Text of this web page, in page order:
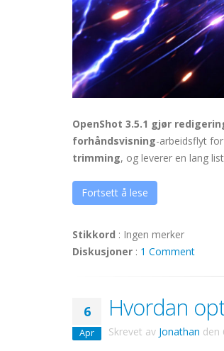
OpenShot 3.5.1 gjør
forhåndsvisning-arbeidsflyt
trimming, og leverer en lang
Fortsett å lese
Stikkord : Ingen merker
Diskusjoner : 1 Comment
6
Apr
Hvordan
Skrevet av Jonathan den